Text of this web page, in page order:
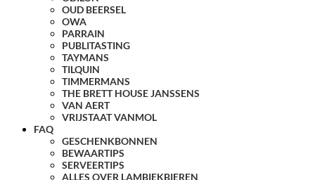
OUD BEERSEL
OWA
PARRAIN
PUBLITASTING
TAYMANS
TILQUIN
TIMMERMANS
THE BRETT HOUSE JANSSENS
VAN AERT
VRIJSTAAT VANMOL
FAQ
GESCHENKBONNEN
BEWAARTIPS
SERVEERTIPS
ALLES OVER LAMBIEKBIEREN